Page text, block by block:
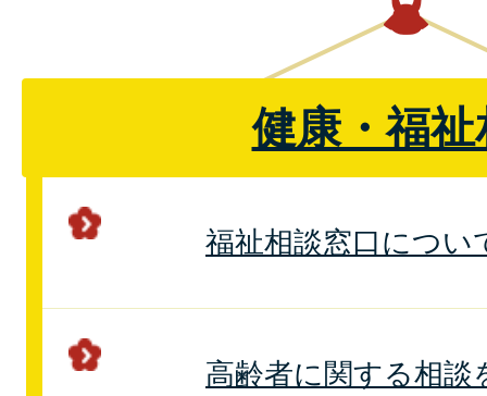
健康・福祉
福祉相談窓口につい
高齢者に関する相談